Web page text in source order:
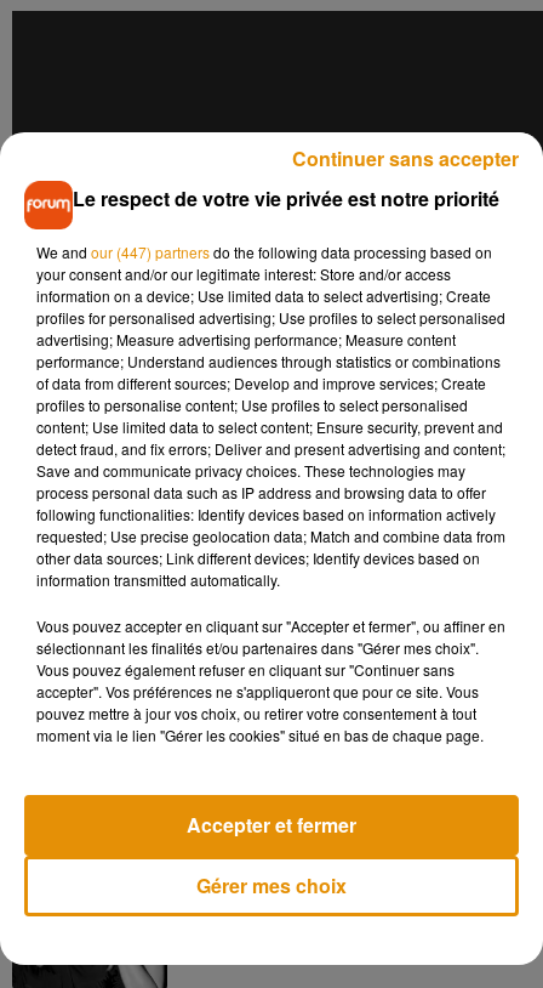
Affolée, elle s’est rapidement rendue dans un hôpital oùles
médecins lui ont diagnostiqué une ténosynovite. Derrière
ce nom barbare se cacheune inflammation de la gaine du
tendon, due au fait qu’elle se soit trop servie de ses pouces
sur l’écran tactile du téléphone. Heureusement pour elle,
grâce à un traitement et des massages à la main et aux
Le docteur lui a toutefois gentiment rappelé quefaire des
pauses entre les parties, c’était bien aussi, voire même
recommandé.
Madonna sort enfin le remix de « Love
Sensation » avec Kylie Minogue
Le respect de votre vie privée est notre priorité
We and our (447) partnersdo the following data processing based on
your consent and/or our legitimate interest: Store and/or access
information on a device; Use limited data to select advertising; Create
profiles for personalised advertising; Use profiles to select personalised
advertising; Measure advertising performance; Measure content
performance; Understand audiences through statistics or combinations
of data from different sources; Develop and improve services; Create
profiles to personalise content; Use profiles to select personalised
content; Use limited data to select content; Ensure security, prevent and
detect fraud, and fix errors; Deliver and present advertising and content;
Save and communicate privacy choices. These technologies may
process personal data such as IP address and browsing data to offer
following functionalities: Identify devices based on information actively
requested; Use precise geolocation data; Match and combine data from
other data sources; Link different devices; Identify devices based on
information transmitted automatically.
Vous pouvez accepter en cliquant sur "Accepter et fermer", ou affiner en
sélectionnant les finalités et/ou partenaires dans "Gérer mes choix".
Vous pouvez également refuser en cliquant sur "Continuer sans
accepter". Vos préférences ne s'appliqueront que pour ce site. Vous
pouvez mettre à jour vos choix, ou retirer votre consentement à tout
moment via le lien "Gérer les cookies" situé en bas de chaque page.
Gérer mes choix
Accepter et fermer
Continuer sans accepter